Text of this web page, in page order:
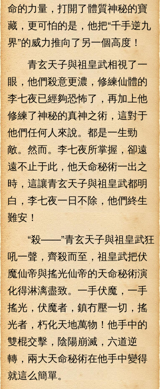
命的力量，打開了體質神秘的寶
藏，更可怕的是，他把“千手逆九
界”的威力推向了另一個高度！
青玄天子與祖皇武相視了一
眼，他們殺意更濃，修練仙體的
李七夜已經夠恐怖了，再加上他
修練了神秘的真神之術，這對于
他們任何人來說。都是一生勁
敵。然而。李七夜所掌握，卻遠
遠不止于此，他天命秘術一出之
時，這讓青玄天子與祖皇武都明
白，李七夜一日不除，他們終生
難安！
“殺——”青玄天子與祖皇武狂
吼一聲，齊殺而至，祖皇武把伏
魔仙帝與搖光仙帝的天命秘術演
化得淋漓盡致。一手伏魔，一手
搖光，伏魔者，鎮冇壓一切，搖
光者，朽化天地萬物！他手中的
雙棍交擊，陰陽崩滅，六道逆
轉，兩大天命秘術在他手中變得
就這么簡單。